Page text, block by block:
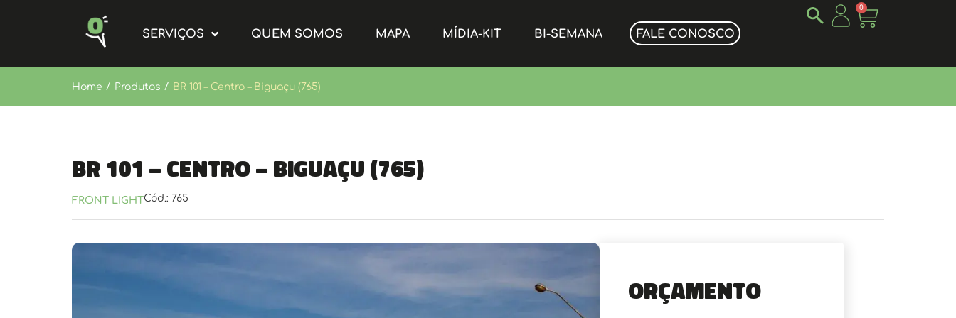
SERVIÇOS QUEM SOMOS MAPA MÍDIA-KIT BI-SEMANA FALE CONOSCO
0
Home / Produtos / BR 101 – Centro – Biguaçu (765)
BR 101 – Centro – Biguaçu (765)
FRONT LIGHTCód.: 765
Orçamento